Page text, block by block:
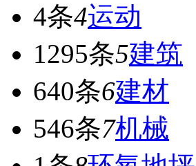
4条4运动
1295条5建筑
640条6建材
546条7机械